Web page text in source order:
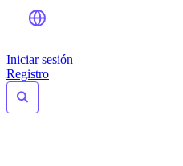
Iniciar sesión
Registro